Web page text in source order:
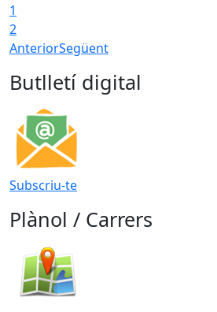
1
2
AnteriorSegüent
Butlletí digital
Subscriu-te
Plànol / Carrers